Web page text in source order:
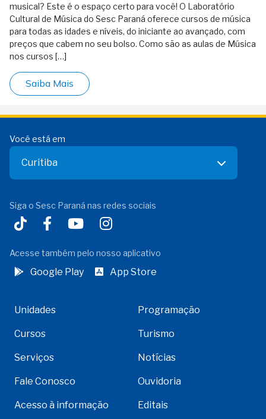
musical? Este é o espaço certo para você! O Laboratório
Cultural de Música do Sesc Paraná oferece cursos de música
para todas as idades e níveis, do iniciante ao avançado, com
preços que cabem no seu bolso. Como são as aulas de Música
nos cursos […]
Saiba Mais
Você está em
Curitiba
Siga o Sesc Paraná nas redes sociais
Acesse também pelo nosso aplicativo
Google Play App Store
Unidades Programação
Cursos Turismo
Serviços Notícias
Fale Conosco Ouvidoria
Acesso à informação Editais